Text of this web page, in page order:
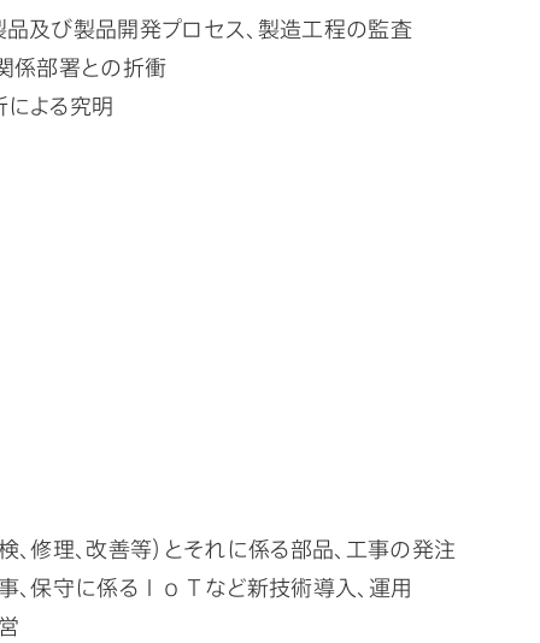
及び製品開発プロセス、製造工程の監査
係部署との折衝
による究明
、修理、改善等）とそれに係る部品、工事の発注
、保守に係るＩоＴなど新技術導入、運用